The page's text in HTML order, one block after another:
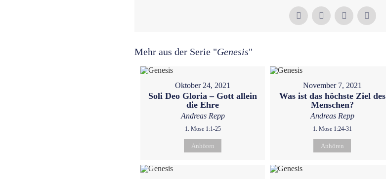
Mehr aus der Serie "Genesis"
Oktober 24, 2021
Soli Deo Gloria – Gott allein
die Ehre
Andreas Repp
1. Mose 1:1-25
Anhören
November 7, 2021
Was ist das höchste Ziel des
Menschen?
Andreas Repp
1. Mose 1:24-31
Anhören